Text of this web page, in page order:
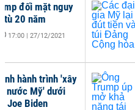
đối mặt nguy
tù 20 năm
17:00 | 27/12/2021
hành trình 'xây
nước Mỹ' dưới
Joe Biden